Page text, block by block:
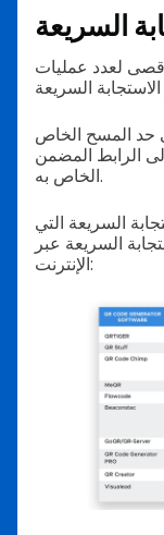
السريعة
لعدد عمليات
حد المسح الخاص
الرابط المضمن
الخاص به.
السريعة التي
السريعة عبر
الإنترنت: